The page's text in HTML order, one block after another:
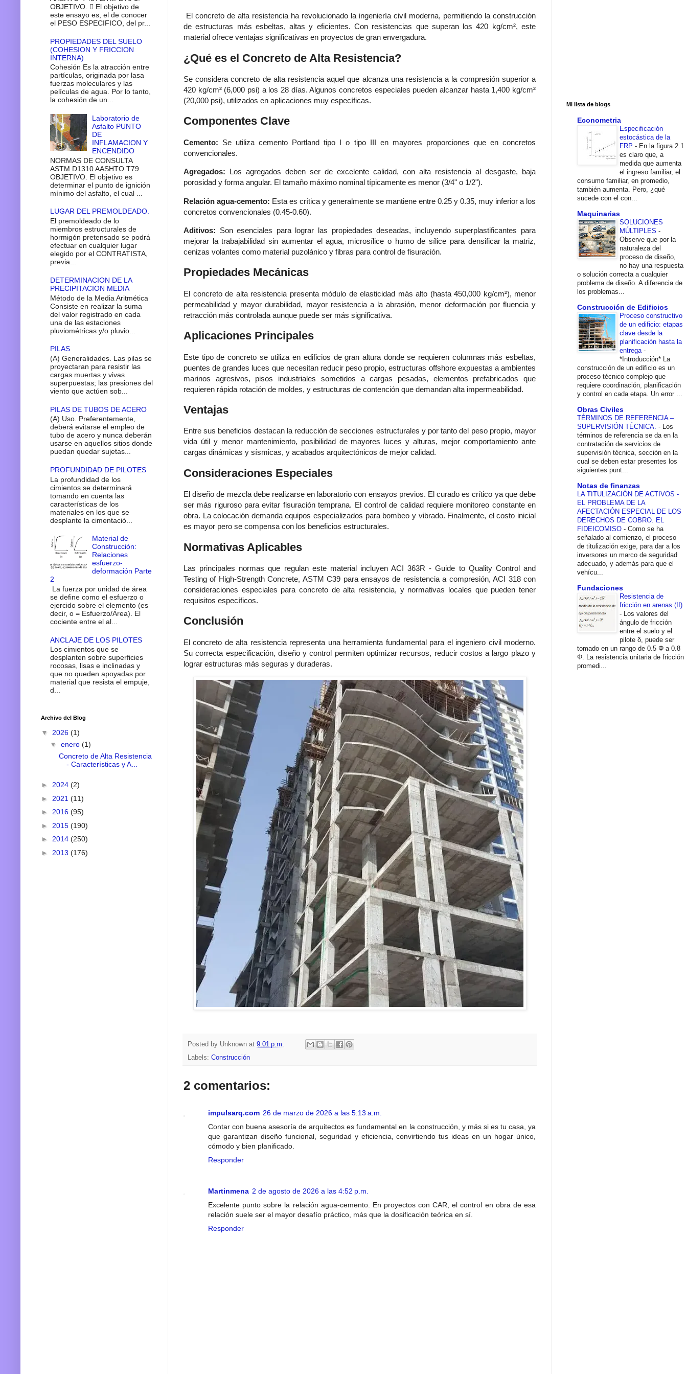
El concreto de alta resistencia ha revolucionado la ingeniería civil moderna, permitiendo la construcción
de estructuras más esbeltas, altas y eficientes. Con resistencias que superan los 420 kg/cm², este
material ofrece ventajas significativas en proyectos de gran envergadura.
¿Qué es el Concreto de Alta Resistencia?
Se considera concreto de alta resistencia aquel que alcanza una resistencia a la compresión superior a
420 kg/cm² (6,000 psi) a los 28 días. Algunos concretos especiales pueden alcanzar hasta 1,400 kg/cm²
(20,000 psi), utilizados en aplicaciones muy específicas.
Componentes Clave
Cemento: Se utiliza cemento Portland tipo I o tipo III en mayores proporciones que en concretos
convencionales.
Agregados: Los agregados deben ser de excelente calidad, con alta resistencia al desgaste, baja
porosidad y forma angular. El tamaño máximo nominal típicamente es menor (3/4" o 1/2").
Relación agua-cemento: Esta es crítica y generalmente se mantiene entre 0.25 y 0.35, muy inferior a los
concretos convencionales (0.45-0.60).
Aditivos: Son esenciales para lograr las propiedades deseadas, incluyendo superplastificantes para
mejorar la trabajabilidad sin aumentar el agua, microsílice o humo de sílice para densificar la matriz,
cenizas volantes como material puzolánico y fibras para control de fisuración.
Propiedades Mecánicas
El concreto de alta resistencia presenta módulo de elasticidad más alto (hasta 450,000 kg/cm²), menor
permeabilidad y mayor durabilidad, mayor resistencia a la abrasión, menor deformación por fluencia y
retracción más controlada aunque puede ser más significativa.
Aplicaciones Principales
Este tipo de concreto se utiliza en edificios de gran altura donde se requieren columnas más esbeltas,
puentes de grandes luces que necesitan reducir peso propio, estructuras offshore expuestas a ambientes
marinos agresivos, pisos industriales sometidos a cargas pesadas, elementos prefabricados que
requieren rápida rotación de moldes, y estructuras de contención que demandan alta impermeabilidad.
Ventajas
Entre sus beneficios destacan la reducción de secciones estructurales y por tanto del peso propio, mayor
vida útil y menor mantenimiento, posibilidad de mayores luces y alturas, mejor comportamiento ante
cargas dinámicas y sísmicas, y acabados arquitectónicos de mejor calidad.
Consideraciones Especiales
El diseño de mezcla debe realizarse en laboratorio con ensayos previos. El curado es crítico ya que debe
ser más riguroso para evitar fisuración temprana. El control de calidad requiere monitoreo constante en
obra. La colocación demanda equipos especializados para bombeo y vibrado. Finalmente, el costo inicial
es mayor pero se compensa con los beneficios estructurales.
Normativas Aplicables
Las principales normas que regulan este material incluyen ACI 363R - Guide to Quality Control and
Testing of High-Strength Concrete, ASTM C39 para ensayos de resistencia a compresión, ACI 318 con
consideraciones especiales para concreto de alta resistencia, y normativas locales que pueden tener
requisitos específicos.
Conclusión
El concreto de alta resistencia representa una herramienta fundamental para el ingeniero civil moderno.
Su correcta especificación, diseño y control permiten optimizar recursos, reducir costos a largo plazo y
lograr estructuras más seguras y duraderas.
Posted by Unknown at 9:01 p.m.
Labels: Construcción
2 comentarios:
impulsarq.com 26 de marzo de 2026 a las 5:13 a.m.
Contar con buena asesoría de arquitectos es fundamental en la construcción, y más si es tu casa, ya
que garantizan diseño funcional, seguridad y eficiencia, convirtiendo tus ideas en un hogar único,
cómodo y bien planificado.
Responder
Martinmena 2 de agosto de 2026 a las 4:52 p.m.
Excelente punto sobre la relación agua-cemento. En proyectos con CAR, el control en obra de esa
relación suele ser el mayor desafío práctico, más que la dosificación teórica en sí.
Responder
OBJETIVO.  El objetivo de
este ensayo es, el de conocer
el PESO ESPECIFICO, del pr...
PROPIEDADES DEL SUELO
(COHESION Y FRICCION
INTERNA)
Cohesión Es la atracción entre
partículas, originada por lasa
fuerzas moleculares y las
películas de agua. Por lo tanto,
la cohesión de un...
Laboratorio de
Asfalto PUNTO
DE
INFLAMACION Y
ENCENDIDO
NORMAS DE CONSULTA
ASTM D1310 AASHTO T79
OBJETIVO. El objetivo es
determinar el punto de ignición
mínimo del asfalto, el cual ...
LUGAR DEL PREMOLDEADO.
El premoldeado de lo
miembros estructurales de
hormigón pretensado se podrá
efectuar en cualquier lugar
elegido por el CONTRATISTA,
previa...
DETERMINACION DE LA
PRECIPITACION MEDIA
Método de la Media Aritmética
Consiste en realizar la suma
del valor registrado en cada
una de las estaciones
pluviométricas y/o pluvio...
PILAS
(A) Generalidades. Las pilas se
proyectaran para resistir las
cargas muertas y vivas
superpuestas; las presiones del
viento que actúen sob...
PILAS DE TUBOS DE ACERO
(A) Uso. Preferentemente,
deberá evitarse el empleo de
tubo de acero y nunca deberán
usarse en aquellos sitios donde
puedan quedar sujetas...
PROFUNDIDAD DE PILOTES
La profundidad de los
cimientos se determinará
tomando en cuenta las
características de los
materiales en los que se
desplante la cimentació...
Material de
Construcción:
Relaciones
esfuerzo-
deformación Parte
2
La fuerza por unidad de área
se define como el esfuerzo o
ejercido sobre el elemento (es
decir, o = Esfuerzo/Área). El
cociente entre el al...
ANCLAJE DE LOS PILOTES
Los cimientos que se
desplanten sobre superficies
rocosas, lisas e inclinadas y
que no queden apoyadas por
material que resista el empuje,
d...
Archivo del Blog
▼ 2026 (1)
▼ enero (1)
Concreto de Alta Resistencia
- Características y A...
► 2024 (2)
► 2021 (11)
► 2016 (95)
► 2015 (190)
► 2014 (250)
► 2013 (176)
Mi lista de blogs
Econometria
Especificación
estocástica de la
FRP - En la figura 2.1
es claro que, a
medida que aumenta
el ingreso familiar, el
consumo familiar, en promedio,
también aumenta. Pero, ¿qué
sucede con el con...
Maquinarias
SOLUCIONES
MÚLTIPLES -
Observe que por la
naturaleza del
proceso de diseño,
no hay una respuesta
o solución correcta a cualquier
problema de diseño. A diferencia de
los problemas...
Construcción de Edificios
Proceso constructivo
de un edificio: etapas
clave desde la
planificación hasta la
entrega -
*Introducción* La
construcción de un edificio es un
proceso técnico complejo que
requiere coordinación, planificación
y control en cada etapa. Un error ...
Obras Civiles
TÉRMINOS DE REFERENCIA –
SUPERVISIÓN TÉCNICA. -
Los
términos de referencia se da en la
contratación de servicios de
supervisión técnica, sección en la
cual se deben estar presentes los
siguientes punt...
Notas de finanzas
LA TITULIZACIÓN DE ACTIVOS -
EL PROBLEMA DE LA
AFECTACIÓN ESPECIAL DE LOS
DERECHOS DE COBRO. EL
FIDEICOMISO - Como se ha
señalado al comienzo, el proceso
de titulización exige, para dar a los
inversores un marco de seguridad
adecuado, y además para que el
vehícu...
Fundaciones
Resistencia de
fricción en arenas (II)
-
Los valores del
ángulo de fricción
entre el suelo y el
pilote δ, puede ser
tomado en un rango de 0.5 Φ a 0.8
Φ. La resistencia unitaria de fricción
promedi...